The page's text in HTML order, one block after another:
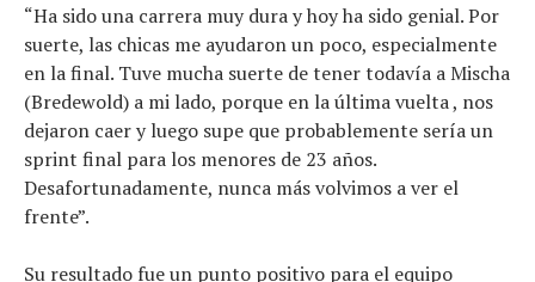
“Ha sido una carrera muy dura y hoy ha sido genial. Por
suerte, las chicas me ayudaron un poco, especialmente
en la final. Tuve mucha suerte de tener todavía a Mischa
(Bredewold) a mi lado, porque en la última vuelta , nos
dejaron caer y luego supe que probablemente sería un
sprint final para los menores de 23 años.
Desafortunadamente, nunca más volvimos a ver el
frente”.
Su resultado fue un punto positivo para el equipo